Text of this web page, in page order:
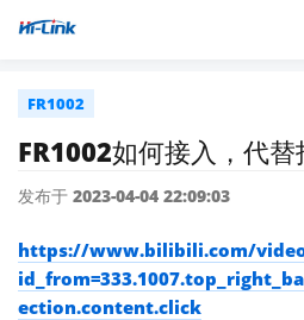
FR1002
FR1002如何接入，代
发布于 2023-04-04 22:09:03
https://www.bilibili.com/video/
ection.content.click